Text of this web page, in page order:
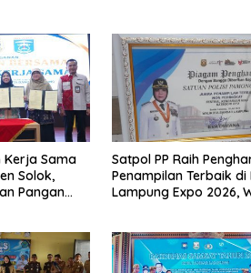
Kerja Sama
Solok,
Pangan
Satpol PP Raih
Penampilan Terbaik di
Lampung Expo 2026,